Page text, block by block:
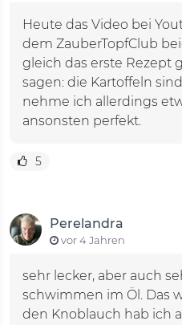
Heute das Video bei
dem ZauberTopfClub
gleich das erste Rezept
sagen: die Kartoffeln
nehme ich allerdings
ansonsten perfekt.
5
Perelandra
vor 4 Jahren
sehr lecker, aber auch
schwimmen im Öl. Das
den Knoblauch hab ich